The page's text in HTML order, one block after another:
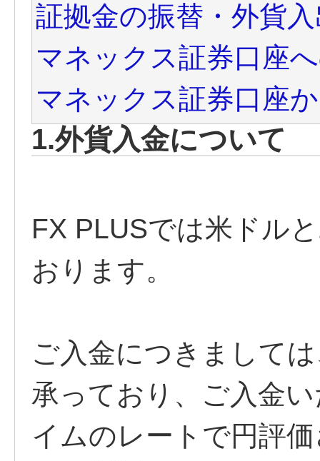
証拠金の振替・外貨
マネックス証券口座
マネックス証券口座
1.外貨入金について
FX PLUSでは米ドル
おります。
ご入金につきまして
承っており、ご入金
イムのレートで円評